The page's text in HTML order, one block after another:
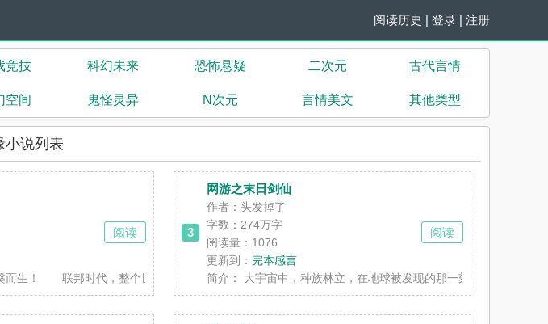
阅读历史 | 登录 | 注册
竞技 科幻未来 恐怖悬疑 二次元 古代言情
空间 鬼怪灵异 N次元 言情美文 其他类型
小说列表
一切实力，可以出现在......
而生！ 联邦时代，整个世界分为二十四时区，对应了全球游戏《魔境》的十六界域......
阅读 3
网游之末日剑仙
作者：头发掉了
字数： 274万字
阅读量：1076
更新到： 完本感言
简介：
大宇宙中，种族林立，在地球被发现的那一刻，就注定了其
阅读